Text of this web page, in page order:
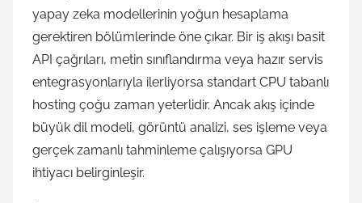
yapay zeka modellerinin yoğun hesaplama
gerektiren bölümlerinde öne çıkar. Bir iş akışı basit
API çağrıları, metin sınıflandırma veya hazır servis
entegrasyonlarıyla ilerliyorsa standart CPU tabanlı
hosting çoğu zaman yeterlidir. Ancak akış içinde
büyük dil modeli, görüntü analizi, ses işleme veya
gerçek zamanlı tahminleme çalışıyorsa GPU
ihtiyacı belirginleşir.